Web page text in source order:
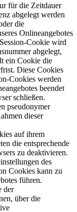
für die Zeitdauer
abgelegt werden
die
Onlineangebotes
Cookie wird
abgelegt,
ein Cookie die
Diese Cookies
Cookies werden
beendet
schließen.
pseudonymer
dieser
auf ihrem
die entsprechende
zu deaktivieren.
des
Cookies kann zu
führen.
der
über die